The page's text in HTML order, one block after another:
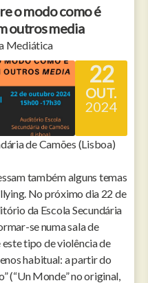
o modo como é
outros media
Mediática
22
OUT.
2024
de Camões (Lisboa)
também alguns temas
No próximo dia 22 de
da Escola Secundária
se numa sala de
tipo de violência de
habitual: a partir do
(“Un Monde” no original,